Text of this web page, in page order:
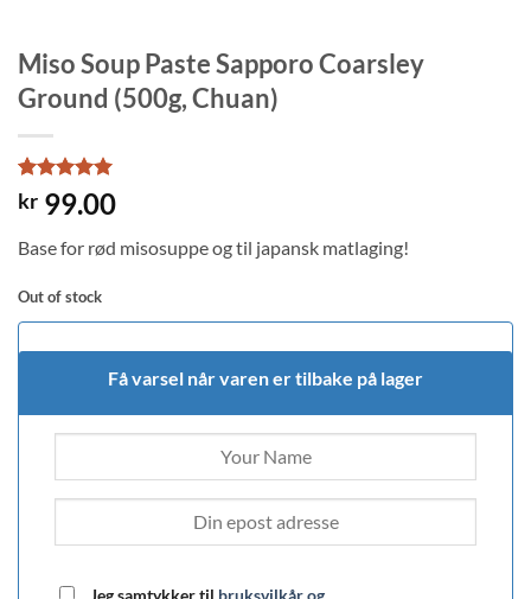
Miso Soup Paste Sapporo Coarsley
Ground (500g, Chuan)
Rated5
out of 5
1
customer
kr 99.00
Base for rød misosuppe og til japansk matlaging!
Out of stock
Få varsel når varen er tilbake på lager
Jeg samtykker til bruksvilkår og